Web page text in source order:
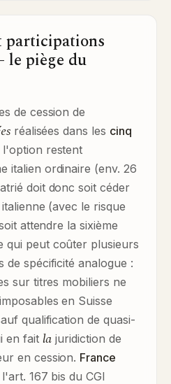
participations
le piège du
de cession de
réalisées dans les cinq
l'option restent
italien ordinaire (env. 26
doit donc soit céder
(avec le risque
attendre la sixième
peut coûter plusieurs
de spécificité analogue :
sur titres mobiliers ne
en Suisse
qualification de quasi-
en fait la juridiction de
en cession. France
167 bis du CGI